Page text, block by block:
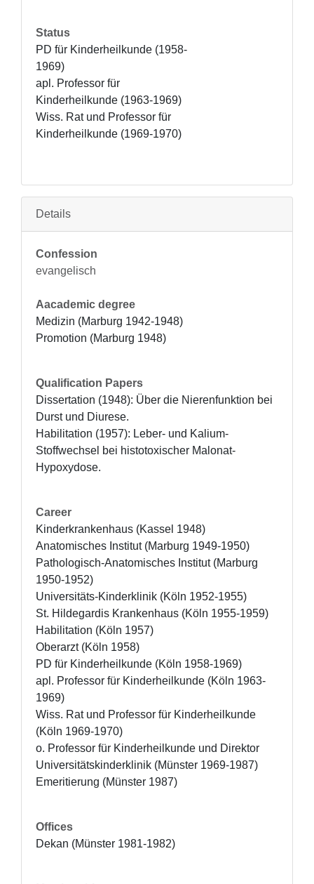
Status
PD für Kinderheilkunde (1958-
1969)
apl. Professor für
Kinderheilkunde (1963-1969)
Wiss. Rat und Professor für
Kinderheilkunde (1969-1970)
Details
Confession
evangelisch
Aacademic degree
Medizin (Marburg 1942-1948)
Promotion (Marburg 1948)
Qualification Papers
Dissertation (1948): Über die Nierenfunktion bei
Durst und Diurese.
Habilitation (1957): Leber- und Kalium-
Stoffwechsel bei histotoxischer Malonat-
Hypoxydose.
Career
Kinderkrankenhaus (Kassel 1948)
Anatomisches Institut (Marburg 1949-1950)
Pathologisch-Anatomisches Institut (Marburg
1950-1952)
Universitäts-Kinderklinik (Köln 1952-1955)
St. Hildegardis Krankenhaus (Köln 1955-1959)
Habilitation (Köln 1957)
Oberarzt (Köln 1958)
PD für Kinderheilkunde (Köln 1958-1969)
apl. Professor für Kinderheilkunde (Köln 1963-
1969)
Wiss. Rat und Professor für Kinderheilkunde
(Köln 1969-1970)
o. Professor für Kinderheilkunde und Direktor
Universitätskinderklinik (Münster 1969-1987)
Emeritierung (Münster 1987)
Offices
Dekan (Münster 1981-1982)